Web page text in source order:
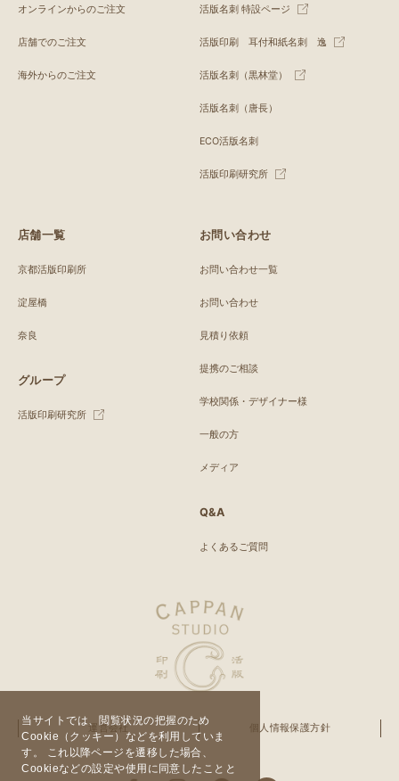
当サイトでは、閲覧状況の把握のため
Cookie（クッキー）などを利用していま
す。 これ以降ページを遷移した場合、
Cookieなどの設定や使用に同意したことと
オンラインからのご注文
店舗でのご注文
海外からのご注文
活版名刺 特設ページ
活版印刷 耳付和紙名刺 逸
活版名刺（黒林堂）
活版名刺（唐長）
ECO活版名刺
活版印刷研究所
店舗一覧
京都活版印刷所
淀屋橋
奈良
グループ
活版印刷研究所
お問い合わせ
お問い合わせ一覧
お問い合わせ
見積り依頼
提携のご相談
学校関係・デザイナー様
一般の方
メディア
Q&A
よくあるご質問
運営会社 個人情報保護方針